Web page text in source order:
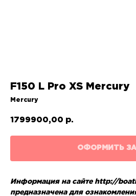
F150 L Pro XS Mercury
Mercury
1799900,00 р.
ОФОРМИТЬ
Информация на сайте http://
предназначена для